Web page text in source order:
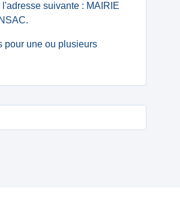
suivante : MAIRIE
pour une ou plusieurs